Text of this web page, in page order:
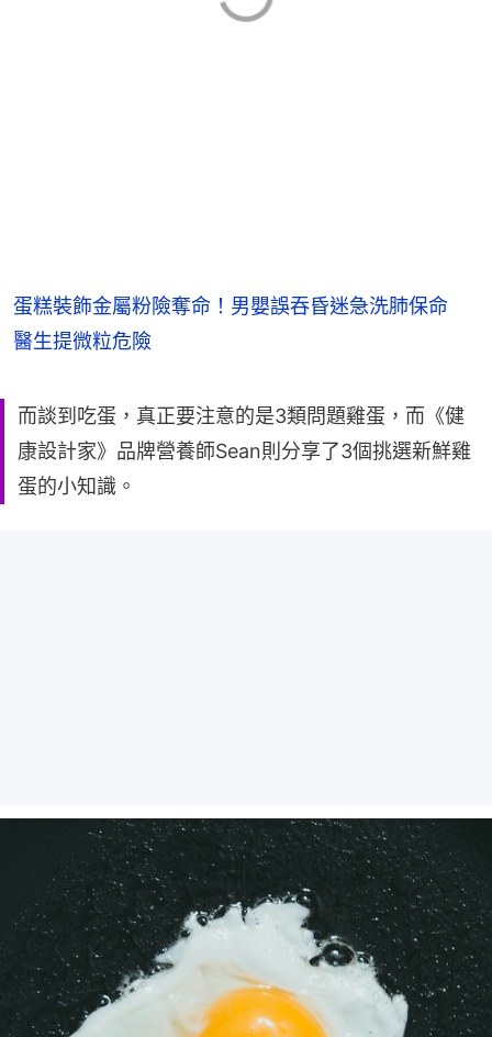
蛋糕裝飾金屬粉險奪命！男嬰誤吞昏迷急洗肺保命
醫生提微粒危險
而談到吃蛋，真正要注意的是3類問題雞蛋，而《健
康設計家》品牌營養師Sean則分享了3個挑選新鮮雞
蛋的小知識。